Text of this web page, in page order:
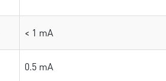
< 1 mA
0.5 mA